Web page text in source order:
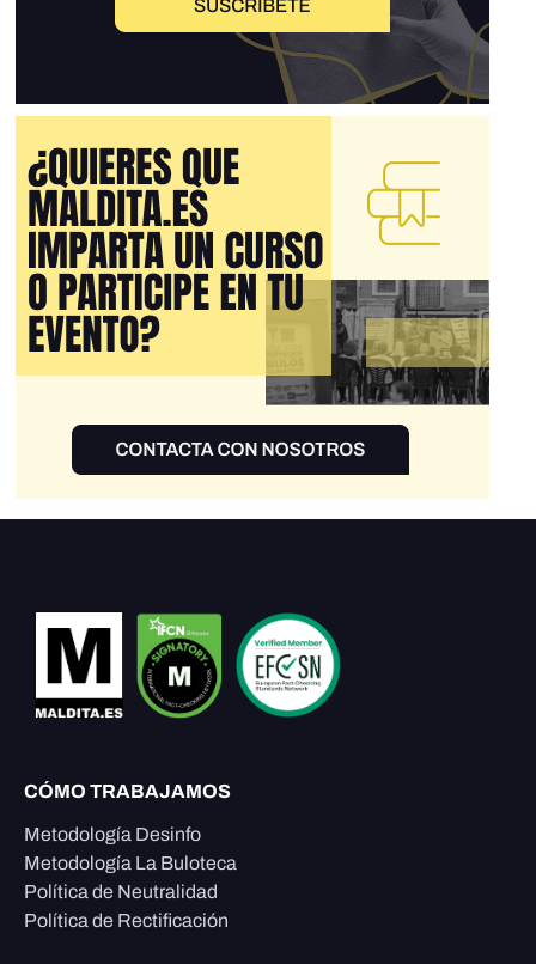
CÓMO TRABAJAMOS
Metodología Desinfo
Metodología La Buloteca
Política de Neutralidad
Política de Rectificación